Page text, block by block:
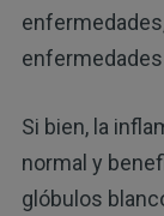
Si bien, la
normal y
glóbulos